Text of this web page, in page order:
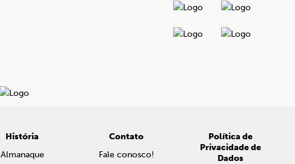
História
Almanaque
Contato
Fale conosco!
Política de
Privacidade de
Dados